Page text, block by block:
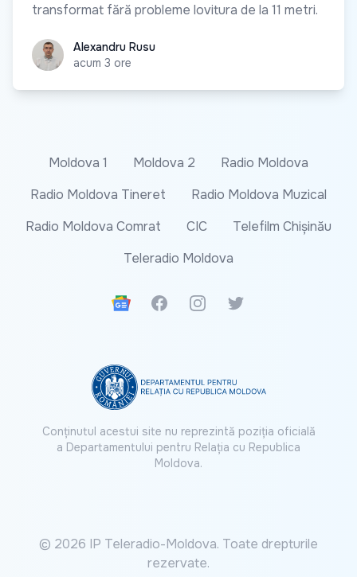
transformat fără probleme lovitura de la 11 metri.
Alexandru Rusu
Alexandru Rusu
acum 3 ore
Moldova 1 Moldova 2
Radio Moldova
Radio Moldova Tineret
Radio Moldova Muzical
Radio Moldova Comrat
CIC
Telefilm Chișinău
Teleradio Moldova
Google News
FacebookInstagramTwitter
Conținutul acestui site nu reprezintă poziția oficială
a Departamentului pentru Relația cu Republica
Moldova.
© 2026 IP Teleradio-Moldova. Toate drepturile
rezervate.